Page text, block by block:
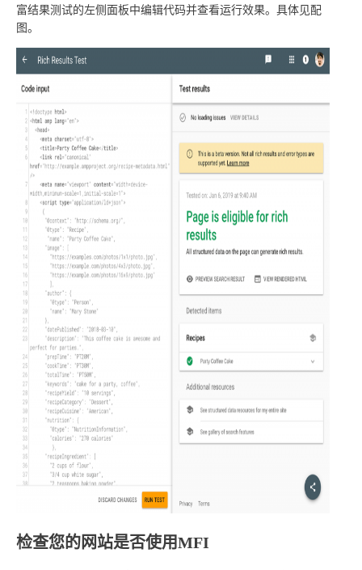
富结果测试的左侧面板中编辑代码并查看运行效果。具体见配
图。
检查您的网站是否使用MFI